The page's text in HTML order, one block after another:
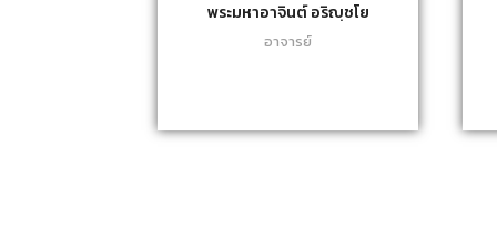
พระมหาอาจินต์ อริญฺชโย
อาจารย์